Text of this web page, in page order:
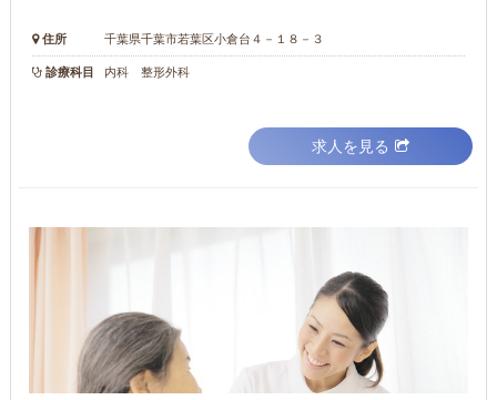
住所 千葉県千葉市若葉区小倉台４－１８－３
診療科目 内科 整形外科
求人を見る